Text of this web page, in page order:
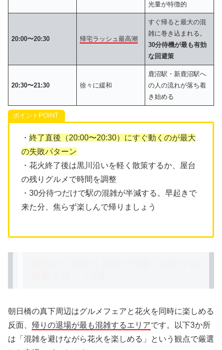
光量が特徴的
20:00〜20:30 帰宅ラッシュ最高潮
すぐ帰ると最大の混
雑に巻き込まれる。
30分待機が最も有効
な回避策
20:30〜21:30 徐々に緩和
鹿沼駅・新鹿沼駅へ
の人の流れが落ち着
き始める
ポイント
・ 終了直後（20:00〜20:30）にすぐ動くのが最大
の失敗パターン
・花火終了後は黒川沿いを軽く散策するか、屋台
の残りグルメで時間を調整
・30分待つだけで駅の混雑が半減する。早起きで
来た分、焦らず楽しんで帰りましょう
朝日橋の真下周辺はグルメフェアと花火を同時に楽しめる
反面、 帰りの退場が最も混雑するエリアです。以下3か所
は「混雑を避けながら花火を楽しめる」という観点で厳選